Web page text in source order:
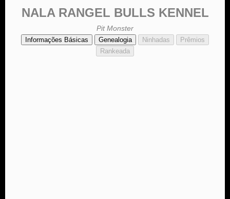
NALA RANGEL BULLS KENNEL
Pit Monster
Informações Básicas Genealogia Ninhadas
Prêmios
Rankeada